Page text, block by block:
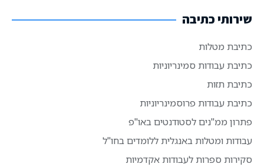
שירותי כתיבה
כתיבת מטלות
כתיבת עבודות סמינריוניות
כתיבת תזות
כתיבת עבודות פרוסמינריוניות
פתרון ממ"נים לסטודנטים באו"פ
עבודות ומטלות באנגלית ללומדים בחו"ל
סקירות ספרות לעבודות אקדמיות